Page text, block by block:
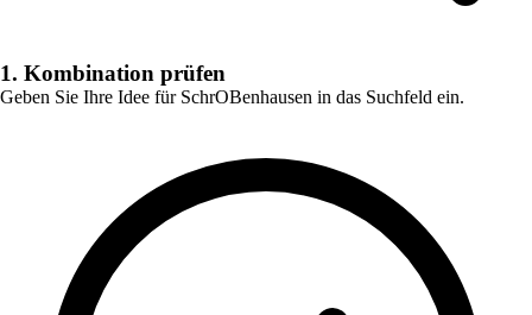
1. Kombination prüfen
Geben Sie Ihre Idee für SchrOBenhausen in das Suchfeld ein.